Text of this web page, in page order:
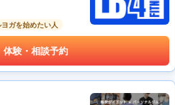
ガを始めたい人
体験・相談予約